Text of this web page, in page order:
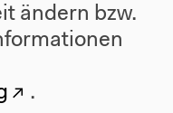
ändern bzw.
.